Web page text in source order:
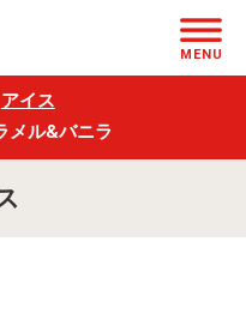
MENU
アイス
ル&バニラ